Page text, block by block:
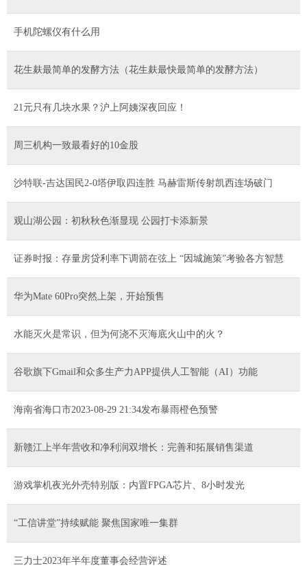
手机陀螺仪有什么用
花生麸最简单的发酵方法（花生麸最快最简单的发酵方法）
21元只有几块水果？沪上阿姨深夜回应！
周三机构一致最看好的10金股
沙特联-吉达国民2-0塔伊取四连胜 马赫雷斯传射凯西连场破门
观山湖公园：初秋秋色渐显现 公园打卡添新景
证券时报：存量房贷利率下调箭在弦上 “因城施策”考验各方智慧
华为Mate 60Pro突然上架，开始预售
水能灭火是常识，但为何浇不灭海底火山中的火？
谷歌旗下Gmail和众多生产力APP提供人工智能（AI）功能
海南省海口市2023-08-29 21:34发布暴雨橙色预警
新赣江上半年营收和净利润双增长：完善和拓展销售渠道
游戏掌机夜光外壳特别版：内置FPGA芯片、8小时发光
“工信讲堂”持续赋能 聚焦国家唯一集群
三力士2023年半年度董事会经营评述